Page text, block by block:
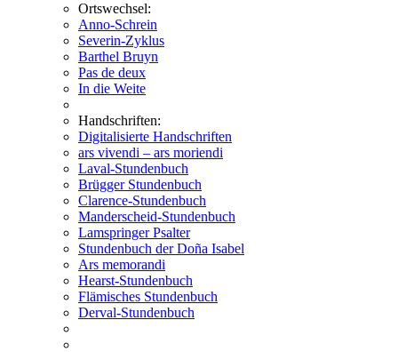
Ortswechsel:
Anno-Schrein
Severin-Zyklus
Barthel Bruyn
Pas de deux
In die Weite
Handschriften:
Digitalisierte Handschriften
ars vivendi – ars moriendi
Laval-Stundenbuch
Brügger Stundenbuch
Clarence-Stundenbuch
Manderscheid-Stundenbuch
Lamspringer Psalter
Stundenbuch der Doña Isabel
Ars memorandi
Hearst-Stundenbuch
Flämisches Stundenbuch
Derval-Stundenbuch